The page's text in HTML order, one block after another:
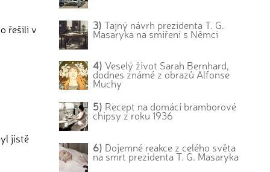
řešili v
jistě
3) Tajný návrh prezidenta T. G.
Masaryka na smíření s Němci
4) Veselý život Sarah Bernhard,
dodnes známé z obrazů Alfonse
Muchy
5) Recept na domácí bramborové
chipsy z roku 1936
6) Dojemné reakce z celého světa
na smrt prezidenta T. G. Masaryka